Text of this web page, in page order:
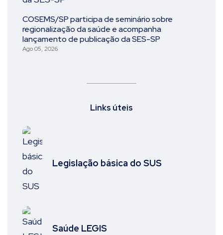
COSEMS/SP participa de seminário sobre
regionalização da saúde e acompanha
lançamento de publicação da SES-SP
Ago 05, 2026
Links úteis
Legislação básica do SUS
Saúde LEGIS